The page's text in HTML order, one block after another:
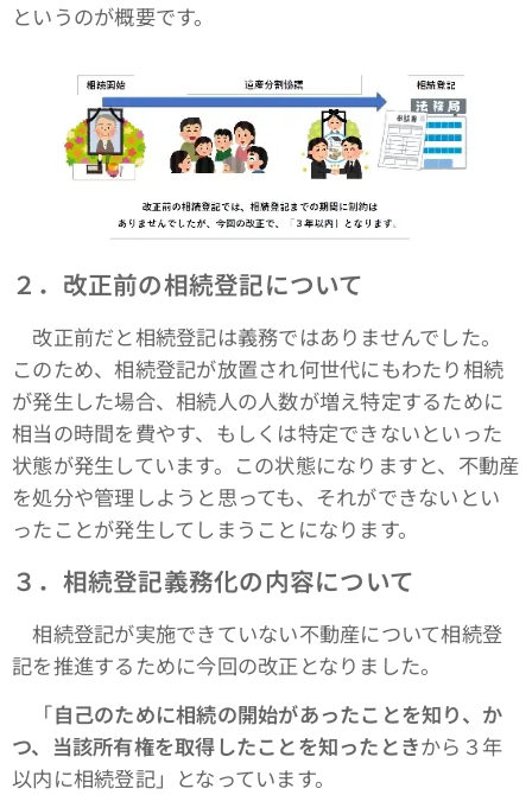
というのが概要です。
２．改正前の相続登記について
改正前だと相続登記は義務ではありませんでした。
このため、相続登記が放置され何世代にもわたり相続
が発生した場合、相続人の人数が増え特定するために
相当の時間を費やす、もしくは特定できないといった
状態が発生しています。この状態になりますと、不動産
を処分や管理しようと思っても、それができないとい
ったことが発生してしまうことになります。
３．相続登記義務化の内容について
相続登記が実施できていない不動産について相続登
記を推進するために今回の改正となりました。
「自己のために相続の開始があったことを知り、か
つ、当該所有権を取得したことを知ったときから３年
以内に相続登記」となっています。